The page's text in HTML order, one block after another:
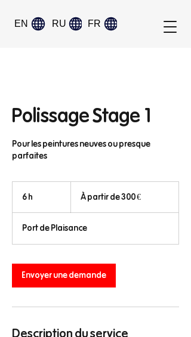
EN RU FR
Polissage Stage 1
Pour les peintures neuves ou presque
parfaites
6 h
partir
euros
À partir de 300 €
Port de Plaisance
Envoyer une demande
Description du service